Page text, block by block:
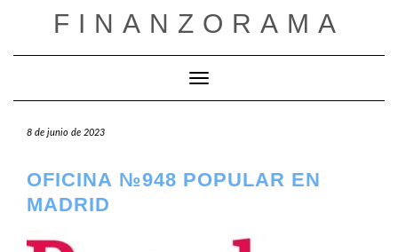
FINANZORAMA
Cambiar modo de navegación
8 de junio de 2023
OFICINA №948 POPULAR EN
MADRID